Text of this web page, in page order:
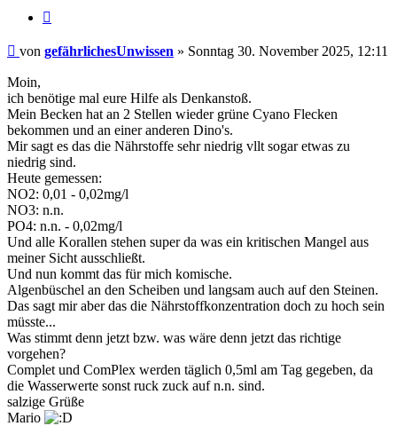
Beitrag
von gefährlichesUnwissen » Sonntag 30. November 2025, 12:11
Moin,
ich benötige mal eure Hilfe als Denkanstoß.
Mein Becken hat an 2 Stellen wieder grüne Cyano Flecken
bekommen und an einer anderen Dino's.
Mir sagt es das die Nährstoffe sehr niedrig vllt sogar etwas zu
niedrig sind.
Heute gemessen:
NO2: 0,01 - 0,02mg/l
NO3: n.n.
PO4: n.n. - 0,02mg/l
Und alle Korallen stehen super da was ein kritischen Mangel aus
meiner Sicht ausschließt.
Und nun kommt das für mich komische.
Algenbüschel an den Scheiben und langsam auch auf den Steinen.
Das sagt mir aber das die Nährstoffkonzentration doch zu hoch sein
müsste...
Was stimmt denn jetzt bzw. was wäre denn jetzt das richtige
vorgehen?
Complet und ComPlex werden täglich 0,5ml am Tag gegeben, da
die Wasserwerte sonst ruck zuck auf n.n. sind.
salzige Grüße
Mario